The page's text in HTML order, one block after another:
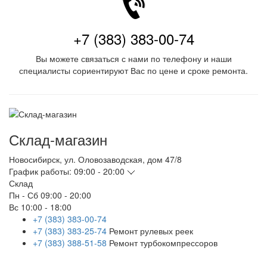
+7 (383) 383-00-74
Вы можете связаться с нами по телефону и наши
специалисты сориентируют Вас по цене и сроке ремонта.
Склад-магазин
Новосибирск, ул. Оловозаводская, дом 47/8
График работы: 09:00 - 20:00
Склад
Пн - Сб 09:00 - 20:00
Вс 10:00 - 18:00
+7 (383) 383-00-74
+7 (383) 383-25-74 Ремонт рулевых реек
+7 (383) 388-51-58 Ремонт турбокомпрессоров